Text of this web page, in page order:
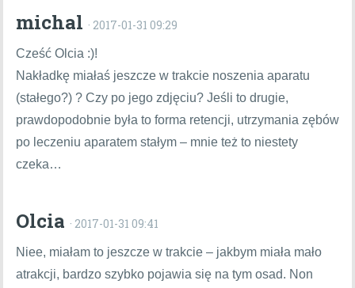
michal · 2017-01-31 09:29
Cześć Olcia :)!
Nakładkę miałaś jeszcze w trakcie noszenia aparatu
(stałego?) ? Czy po jego zdjęciu? Jeśli to drugie,
prawdopodobnie była to forma retencji, utrzymania zębów
po leczeniu aparatem stałym – mnie też to niestety
czeka…
Olcia · 2017-01-31 09:41
Niee, miałam to jeszcze w trakcie – jakbym miała mało
atrakcji, bardzo szybko pojawia się na tym osad. Non